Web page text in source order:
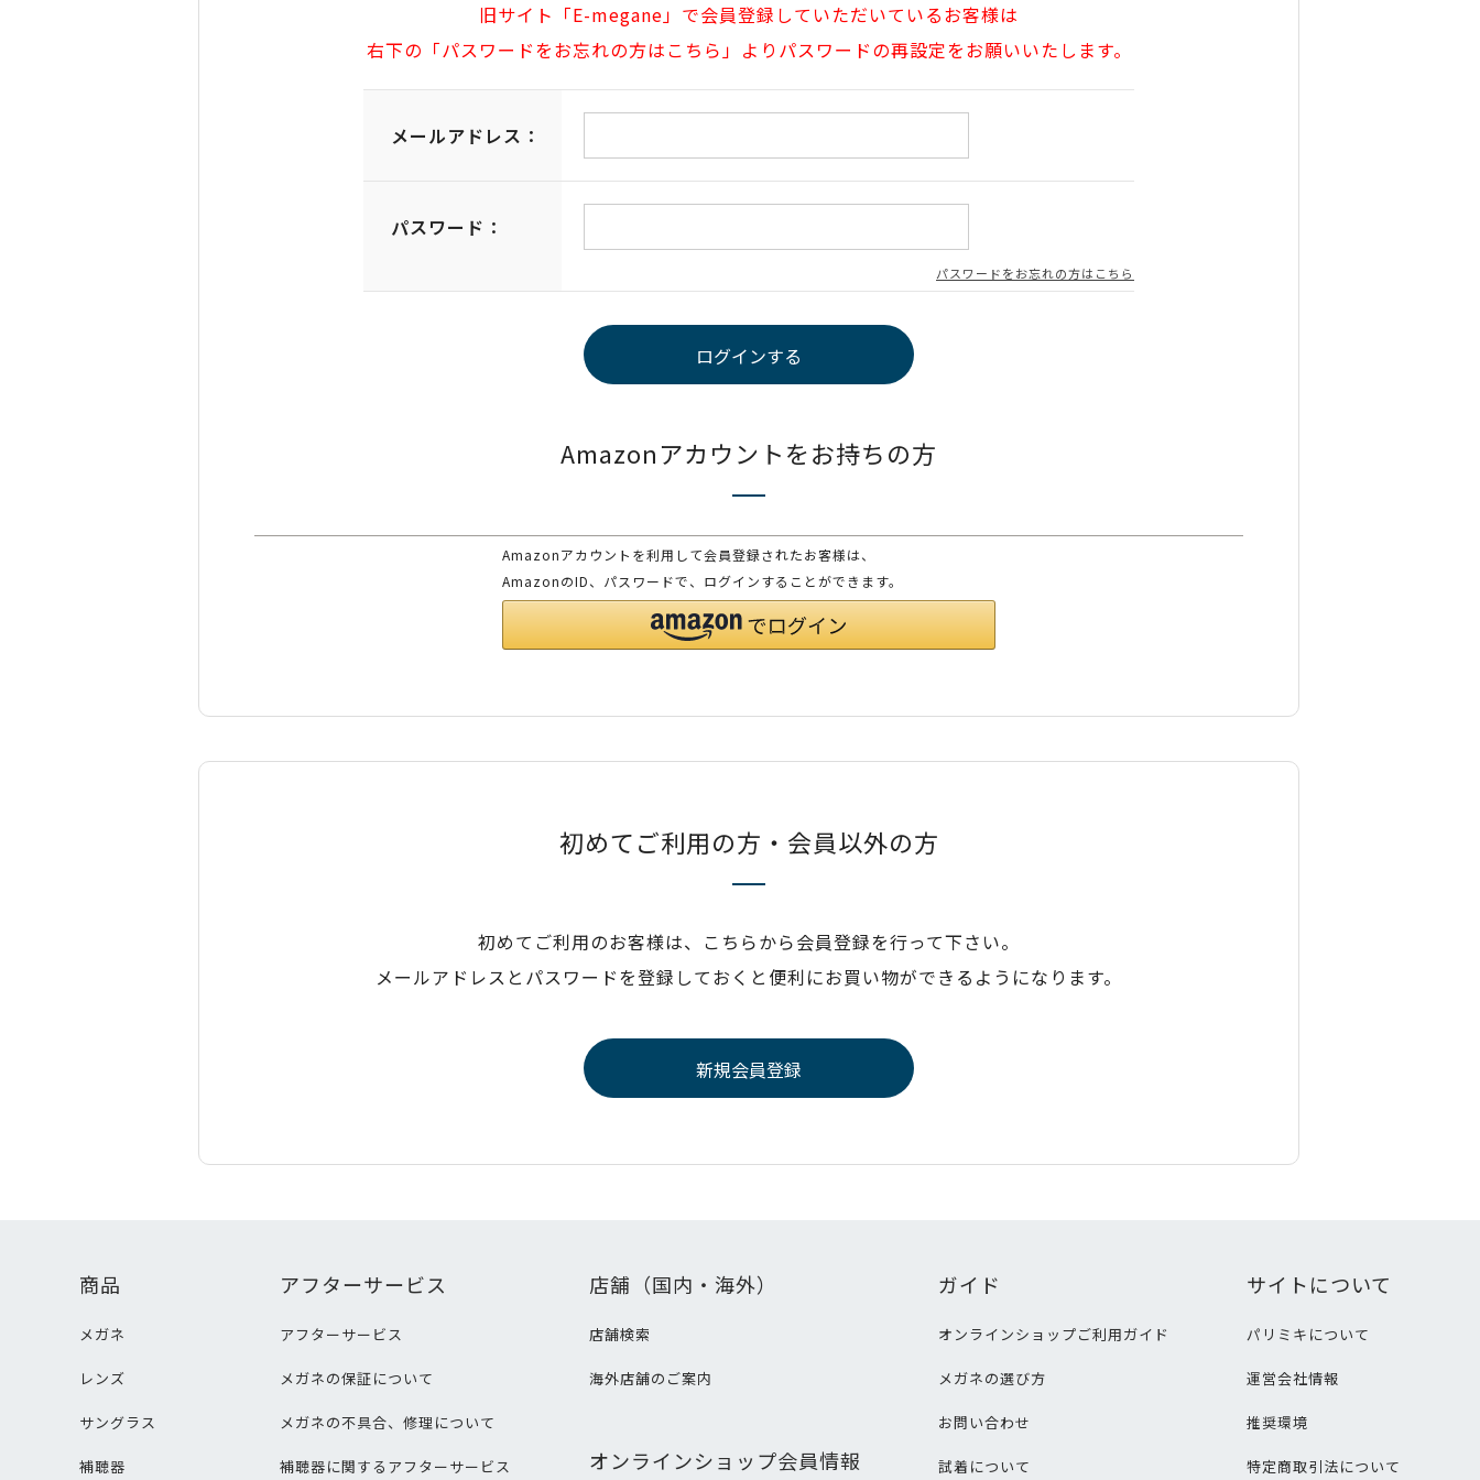
旧サイト「E-megane」で会員登録していただいているお客様は
右下の「パスワードをお忘れの方はこちら」よりパスワードの再設定をお願いいたします。
メールアドレス：
パスワード：
パスワードをお忘れの方はこちら
Amazonアカウントをお持ちの方
Amazonアカウントを利用して会員登録されたお客様は、
AmazonのID、パスワードで、ログインすることができます。
初めてご利用の方・会員以外の方
初めてご利用のお客様は、こちらから会員登録を行って下さい。
メールアドレスとパスワードを登録しておくと便利にお買い物ができるようになります。
商品
メガネ
レンズ
サングラス
補聴器
アフターサービス
アフターサービス
メガネの保証について
メガネの不具合、修理について
補聴器に関するアフターサービス
店舗（国内・海外）
店舗検索
海外店舗のご案内
オンラインショップ会員情報
ガイド
オンラインショップご利用ガイド
メガネの選び方
お問い合わせ
試着について
サイトについて
パリミキについて
運営会社情報
推奨環境
特定商取引法について